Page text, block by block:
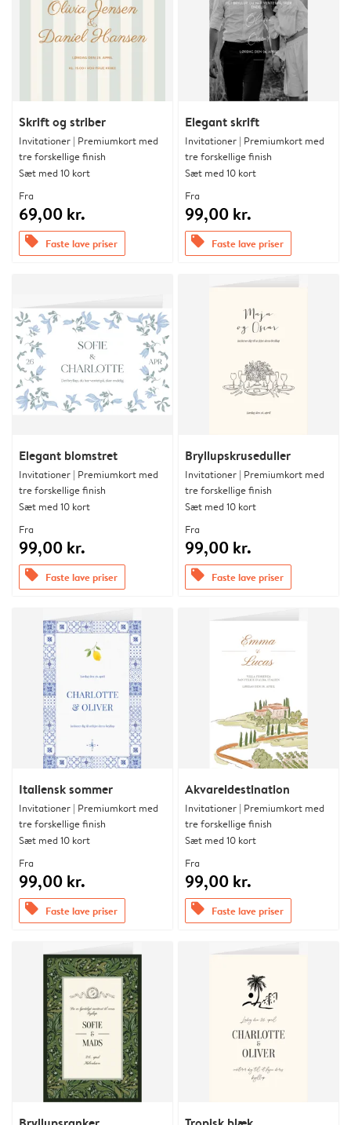
Skrift og striber
Invitationer | Premiumkort med
tre forskellige finish
Sæt med 10 kort
Fra
69,00 kr.
offers Faste lave priser
Elegant skrift
Invitationer | Premiumkort med
tre forskellige finish
Sæt med 10 kort
Fra
99,00 kr.
offers Faste lave priser
Elegant blomstret
Invitationer | Premiumkort med
tre forskellige finish
Sæt med 10 kort
Fra
99,00 kr.
offers Faste lave priser
Bryllupskruseduller
Invitationer | Premiumkort med
tre forskellige finish
Sæt med 10 kort
Fra
99,00 kr.
offers Faste lave priser
Italiensk sommer
Invitationer | Premiumkort med
tre forskellige finish
Sæt med 10 kort
Fra
99,00 kr.
offers Faste lave priser
Akvareldestination
Invitationer | Premiumkort med
tre forskellige finish
Sæt med 10 kort
Fra
99,00 kr.
offers Faste lave priser